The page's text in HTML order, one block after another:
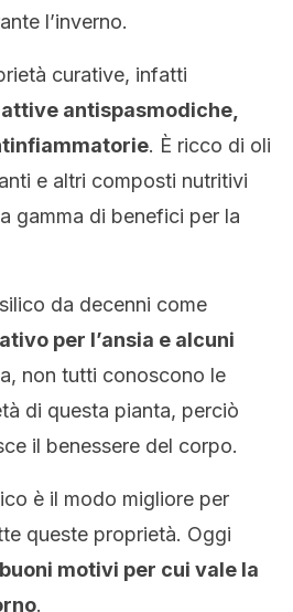
l’inverno.
curative, infatti
antispasmodiche,
. È ricco di oli
e altri composti nutritivi
gamma di benefici per la
da decenni come
per l’ansia e alcuni
non tutti conoscono le
di questa pianta, perciò
il benessere del corpo.
è il modo migliore per
queste proprietà. Oggi
motivi per cui vale la
.